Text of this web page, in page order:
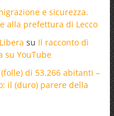
e sicurezza.
alla prefettura di Lecco
su Il racconto di
su YouTube
di 53.266 abitanti –
il (duro) parere della